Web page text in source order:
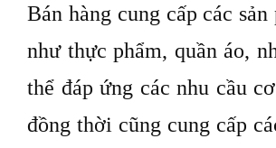
Bán hàng cung cấp các
như thực phẩm, quần áo,
thể đáp ứng các nhu cầu
đồng thời cũng cung cấp